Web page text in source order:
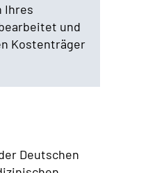
Ihres
und
Kostenträger
Deutschen